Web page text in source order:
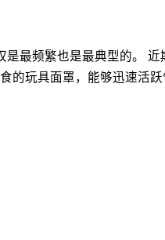
最频繁也是最典型的。
玩具面罩，能够迅速活